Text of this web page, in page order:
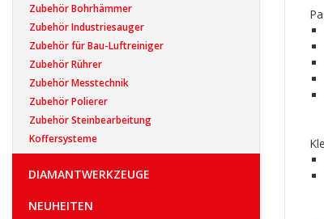
Zubehör Bohrhämmer
Zubehör Industriesauger
Zubehör für Bau-Luftreiniger
Zubehör Rührer
Zubehör Messtechnik
Zubehör Polierer
Zubehör Steinbearbeitung
Koffersysteme
DIAMANTWERKZEUGE
NEUHEITEN